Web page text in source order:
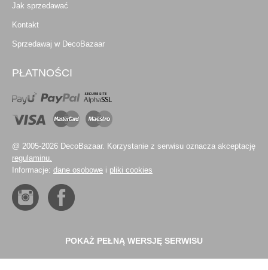
Jak sprzedawać
Kontakt
Sprzedawaj w DecoBazaar
PŁATNOŚCI
@ 2005-2026 DecoBazaar. Korzystanie z serwisu oznacza akceptację
regulaminu.
Informacje: dane osobowe i pliki cookies
POKAŻ PEŁNĄ WERSJĘ SERWISU